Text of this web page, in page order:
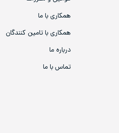
همکاری با ما
همکاری با تامین کنندگان
درباره ما
تماس با ما